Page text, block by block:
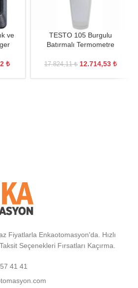
ve
₺
TESTO 105 Burgulu
Batırmalı Termometre
17.824,11₺ 12.714,53 ₺
Fiyatlarla Enkaotomasyon'da. Hızlı
Seçenekleri Fırsatları Kaçırma.
41 41